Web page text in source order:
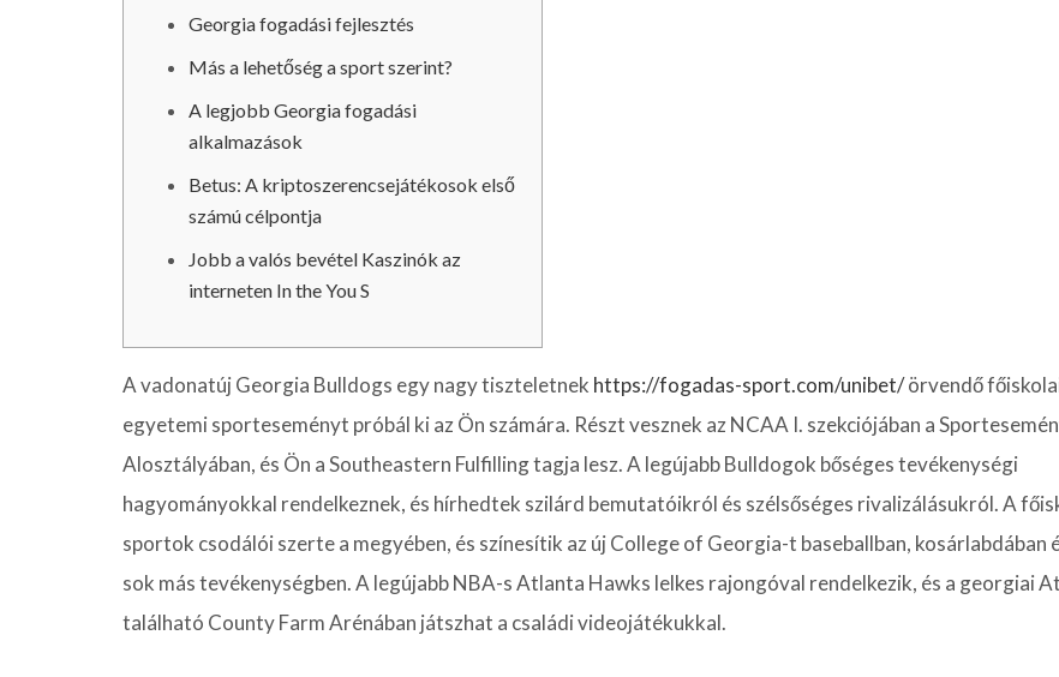
Georgia fogadási fejlesztés
Más a lehetőség a sport szerint?
A legjobb Georgia fogadási
alkalmazások
Betus: A kriptoszerencsejátékosok első
számú célpontja
Jobb a valós bevétel Kaszinók az
interneten In the You S
A vadonatúj Georgia Bulldogs egy nagy tiszteletnek https://fogadas-sport.com/unibet/örvendő
egyetemi sporteseményt próbál ki az Ön számára. Részt vesznek az NCAA I. szekciójában a
Alosztályában, és Ön a Southeastern Fulfilling tagja lesz. A legújabb Bulldogok bőséges tevékenységi
hagyományokkal rendelkeznek, és hírhedtek szilárd bemutatóikról és szélsőséges rivalizálásukról.A
sportok csodálói szerte a megyében, és színesítik az új College of Georgia-t baseballban, kosárlabdában
sok más tevékenységben. A legújabb NBA-s Atlanta Hawks lelkes rajongóval rendelkezik, és a georgiai
található County Farm Arénában játszhat a családi videojátékukkal.